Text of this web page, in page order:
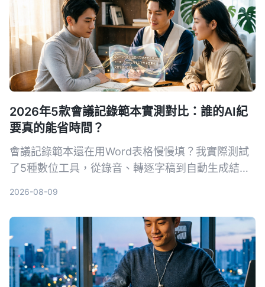
2026年5款會議記錄範本實測對比：誰的AI紀
要真的能省時間？
會議記錄範本還在用Word表格慢慢填？我實際測試
了5種數位工具，從錄音、轉逐字稿到自動生成結構
2026-08-09